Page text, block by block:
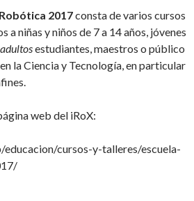
2017consta de varios cursos
a niñas y niños de 7 a 14 años, jóvenes
estudiantes, maestros o público
la Ciencia y Tecnología, en particular
web del iRoX:
cursos-y-talleres/escuela-